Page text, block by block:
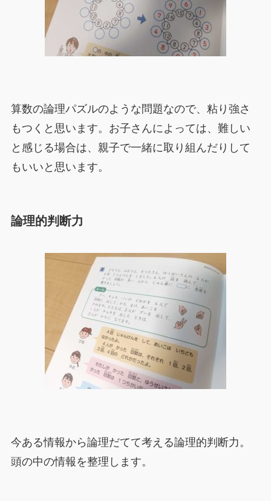
算数の論理パズルのような問題なので、粘り強さ
もつくと思います。お子さんによっては、難しい
と感じる場合は、親子で一緒に取り組んだりして
もいいと思います。
論理的判断力
今ある情報から論理だてて考える論理的判断力。
頭の中の情報を整理します。